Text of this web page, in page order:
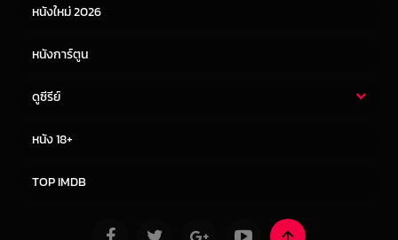
หนังใหม่ 2026
หนังการ์ตูน
ดูซีรีย์
หนัง 18+
TOP IMDB